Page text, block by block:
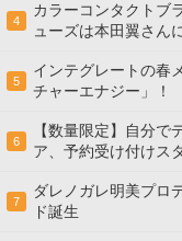
4
カラーコンタクトブ
ューズは本田翼さん
5
インテグレートの春
チャーエナジー」！
6
【数量限定】自分で
ア、予約受け付けス
7
ダレノガレ明美プロ
ド誕生